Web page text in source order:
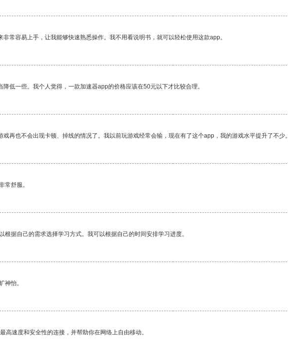
常容易上手，让我能够快速熟悉操作。我不用看说明书，就可以轻松使用这款app。
低一些。我个人觉得，一款加速器app的价格应该在50元以下才比较合理。
再也不会出现卡顿、掉线的情况了。我以前玩游戏经常会输，现在有了这个app，我的游戏水平提升了不少。
常舒服。
根据自己的需求选择学习方式。我可以根据自己的时间安排学习进度。
神怡。
高速度和安全性的连接，并帮助你在网络上自由移动。